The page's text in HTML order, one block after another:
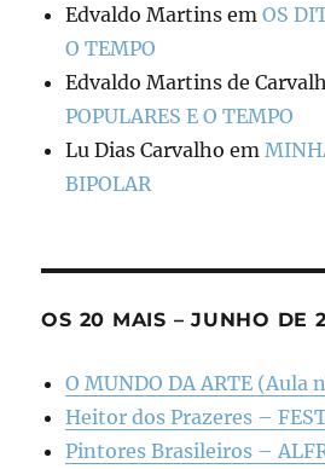
Edvaldo Martins emOS
O TEMPO
Edvaldo Martins de
POPULARES E O TEMPO
Lu Dias Carvalho em
BIPOLAR
OS 20 MAIS – JUNHO DE
O MUNDO DA ARTE (Aula
Heitor dos Prazeres –
Pintores Brasileiros –